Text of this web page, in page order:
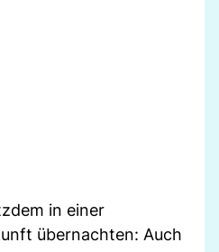
in einer
übernachten: Auch